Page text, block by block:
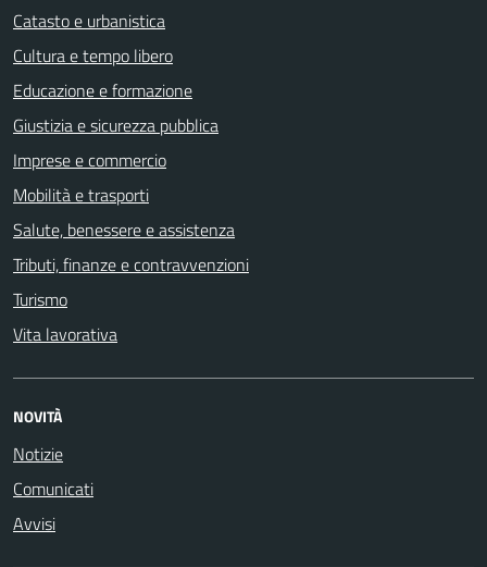
Catasto e urbanistica
Cultura e tempo libero
Educazione e formazione
Giustizia e sicurezza pubblica
Imprese e commercio
Mobilità e trasporti
Salute, benessere e assistenza
Tributi, finanze e contravvenzioni
Turismo
Vita lavorativa
NOVITÀ
Notizie
Comunicati
Avvisi